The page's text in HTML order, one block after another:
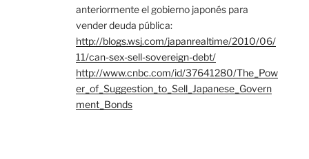
anteriormente el gobierno japonés para
vender deuda pública:
http://blogs.wsj.com/japanrealtime/2010/06/
11/can-sex-sell-sovereign-debt/
http://www.cnbc.com/id/37641280/The_Pow
er_of_Suggestion_to_Sell_Japanese_Govern
ment_Bonds